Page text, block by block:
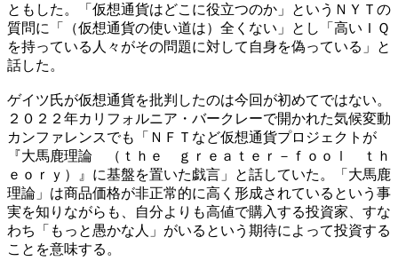
ともした。「仮想通貨はどこに役立つのか」というＮＹＴの
質問に「（仮想通貨の使い道は）全くない」とし「高いＩＱ
を持っている人々がその問題に対して自身を偽っている」と
話した。
ゲイツ氏が仮想通貨を批判したのは今回が初めてではない。
２０２２年カリフォルニア・バークレーで開かれた気候変動
カンファレンスでも「ＮＦＴなど仮想通貨プロジェクトが
『大馬鹿理論 （ｔｈｅ ｇｒｅａｔｅｒ－ｆｏｏｌ ｔｈ
ｅｏｒｙ）』に基盤を置いた戯言」と話していた。「大馬鹿
理論」は商品価格が非正常的に高く形成されているという事
実を知りながらも、自分よりも高値で購入する投資家、すな
わち「もっと愚かな人」がいるという期待によって投資する
ことを意味する。